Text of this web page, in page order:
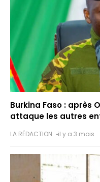
Burkina Faso : après
attaque les autres
LA RÉDACTION il y a 3 mois